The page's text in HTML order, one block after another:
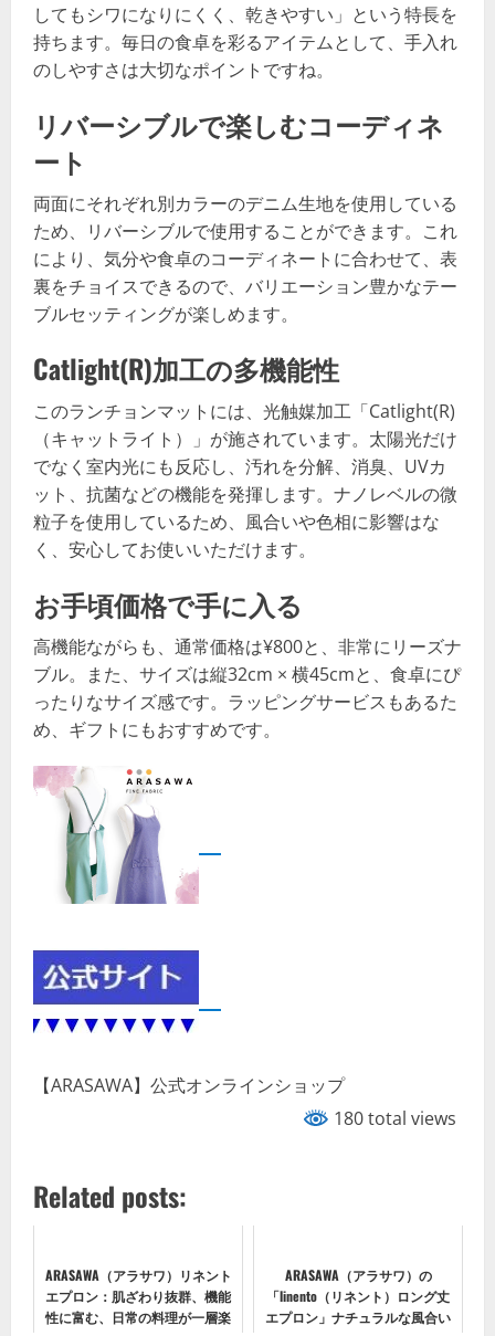
してもシワになりにくく、乾きやすい」という特長を
持ちます。毎日の食卓を彩るアイテムとして、手入れ
のしやすさは大切なポイントですね。
リバーシブルで楽しむコーディネ
ート
両面にそれぞれ別カラーのデニム生地を使用している
ため、リバーシブルで使用することができます。これ
により、気分や食卓のコーディネートに合わせて、表
裏をチョイスできるので、バリエーション豊かなテー
ブルセッティングが楽しめます。
Catlight(R)加工の多機能性
このランチョンマットには、光触媒加工「Catlight(R)
（キャットライト）」が施されています。太陽光だけ
でなく室内光にも反応し、汚れを分解、消臭、UVカ
ット、抗菌などの機能を発揮します。ナノレベルの微
粒子を使用しているため、風合いや色相に影響はな
く、安心してお使いいただけます。
お手頃価格で手に入る
高機能ながらも、通常価格は¥800と、非常にリーズナ
ブル。また、サイズは縦32cm × 横45cmと、食卓にぴ
ったりなサイズ感です。ラッピングサービスもあるた
め、ギフトにもおすすめです。
【ARASAWA】公式オンラインショップ
180 total views
Related posts:
ARASAWA（アラサワ）リネント
エプロン：肌ざわり抜群、機能
性に富む、日常の料理が一層楽
ARASAWA（アラサワ）の
「linento（リネント）ロング丈
エプロン」ナチュラルな風合い